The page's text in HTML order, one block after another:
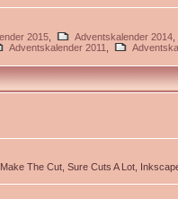
2015 Adventskalender 2014
Adventskalender 2011
The Cut, Sure Cuts A Lot,